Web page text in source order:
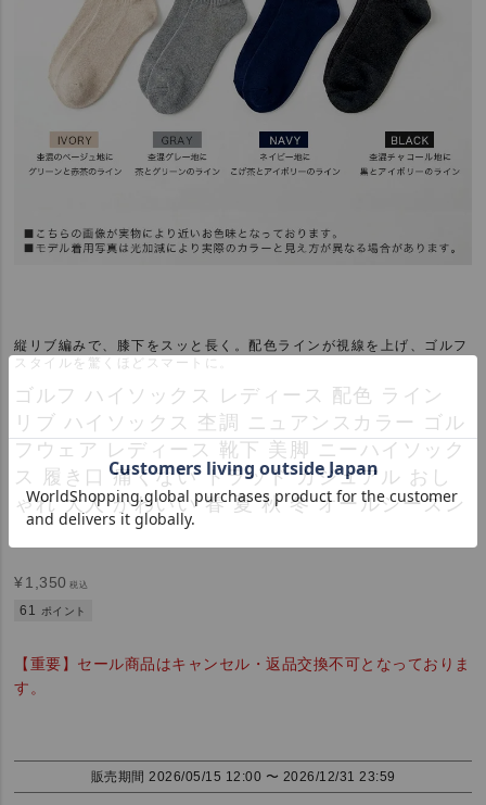
縦リブ編みで、膝下をスッと長く。配色ラインが視線を上げ、ゴルフ
スタイルを驚くほどスマートに。
ゴルフ ハイソックス レディース 配色 ライン
リブ ハイソックス 杢調 ニュアンスカラー ゴル
フウェア レディース 靴下 美脚 ニーハイソック
ス 履き口 痛くない トラッド カジュアル おし
ゃれ 大人 かわいい 春 夏 秋 冬 オールシーズン
¥1,350 税込
61 ポイント
【重要】セール商品はキャンセル・返品交換不可となっておりま
す。
販売期間 2026/05/15 12:00 〜 2026/12/31 23:59